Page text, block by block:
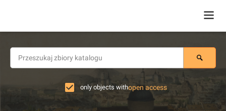
only objects withopen access